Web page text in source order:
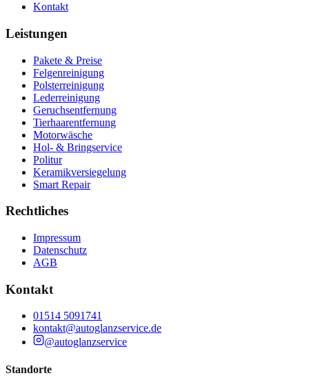
Kontakt
Leistungen
Pakete & Preise
Felgenreinigung
Polsterreinigung
Lederreinigung
Geruchsentfernung
Tierhaarentfernung
Motorwäsche
Hol- & Bringservice
Politur
Keramikversiegelung
Smart Repair
Rechtliches
Impressum
Datenschutz
AGB
Kontakt
01514 5091741
kontakt@autoglanzservice.de
@autoglanzservice
Standorte